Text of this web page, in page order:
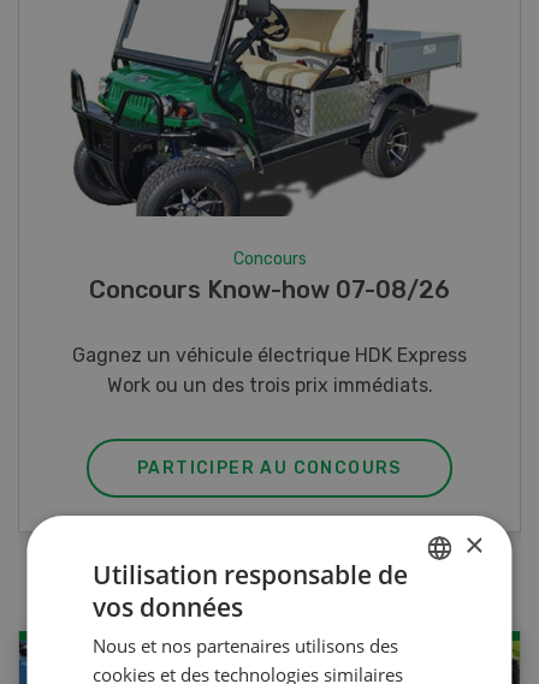
Photo mystère 07-08/26
Gagnez l’un des cinq couteaux de poche LANDI
PARTICIPER AU CONCOURS
×
Utilisation responsable de
vos données
Nous et nos partenaires utilisons des
cookies et des technologies similaires